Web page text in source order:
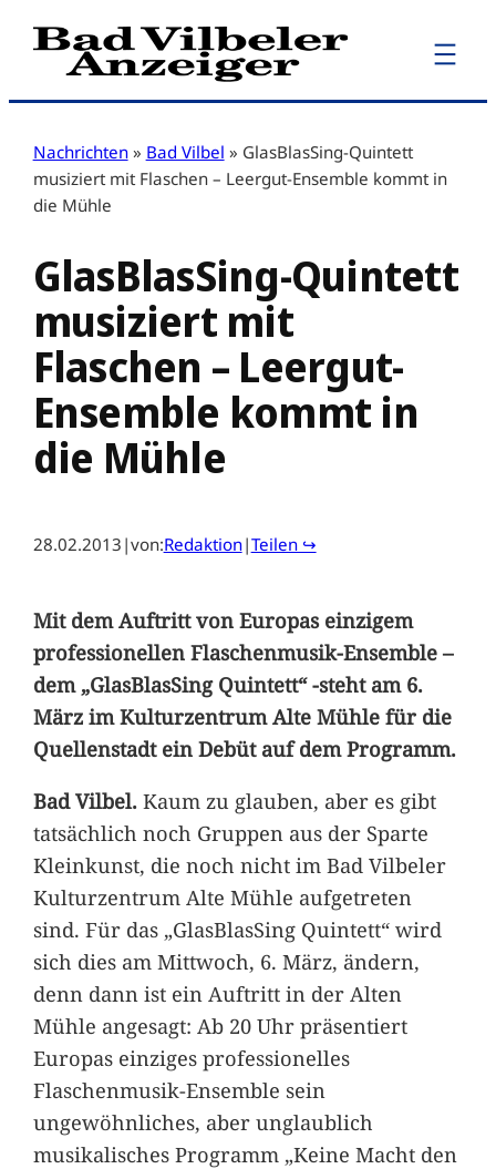
Zum
Inhalt
Nachrichten » Bad Vilbel » GlasBlasSing-Quintett
musiziert mit Flaschen – Leergut-Ensemble kommt in
die Mühle
GlasBlasSing-Quintett
musiziert mit
Flaschen – Leergut-
Ensemble kommt in
die Mühle
28.02.2013 |von:Redaktion|Teilen ↪
Mit dem Auftritt von Europas einzigem
professionellen Flaschenmusik-Ensemble –
dem „GlasBlasSing Quintett“ -steht am 6.
März im Kulturzentrum Alte Mühle für die
Quellenstadt ein Debüt auf dem Programm.
Bad Vilbel.Kaum zu glauben, aber es gibt
tatsächlich noch Gruppen aus der Sparte
Kleinkunst, die noch nicht im Bad Vilbeler
Kulturzentrum Alte Mühle aufgetreten
sind. Für das „GlasBlasSing Quintett“ wird
sich dies am Mittwoch, 6. März, ändern,
denn dann ist ein Auftritt in der Alten
Mühle angesagt: Ab 20 Uhr präsentiert
Europas einziges professionelles
Flaschenmusik-Ensemble sein
ungewöhnliches, aber unglaublich
musikalisches Programm „Keine Macht den